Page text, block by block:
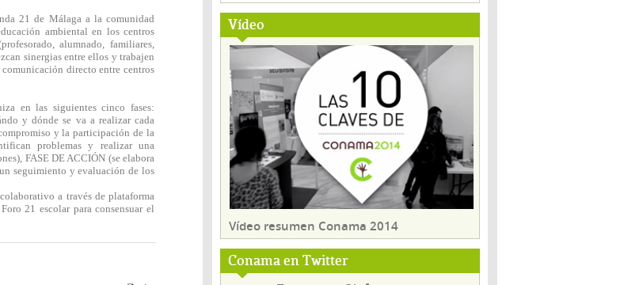
Vídeo
Vídeo resumen Conama 2014
Conama en Twitter
21 de Málaga a la comunidad
ambiental en los centros
alumnado, familiares,
sinergias entre ellos y trabajen
directo entre centros
en las siguientes cinco fases:
y dónde se va a realizar cada
y la participación de la
problemas y realizar una
FASE DE ACCIÓN (se elabora
seguimiento y evaluación de los
a través de plataforma
21 escolar para consensuar el